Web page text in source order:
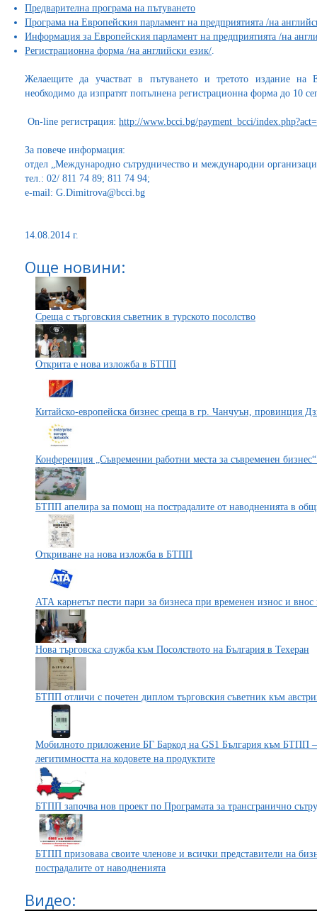
Предварителна програма на пътуването
Програма на Европейския парламент на предприятията /на
Информация за Европейския парламент на предприятията /на
Регистрационна форма /на английски език/.
Желаещите да участват в пътуването и третото издание на
необходимо да изпратят попълнена регистрационна форма до 10
Оn-line регистрация: http://www.bcci.bg/payment_bcci/
За повече информация:
отдел „Международно сътрудничество и международни
тел.: 02/ 811 74 89; 811 74 94;
e-mail: G.Dimitrova@bcci.bg
14.08.2014 г.
Още новини:
Среща с търговския съветник в турското посолство
Открита е нова изложба в БТПП
Китайско-европейска бизнес среща в гр. Чанчуън, провинция
Конференция „Съвременни работни места за съвременен
БТПП апелира за помощ на пострадалите от наводненията в
Откриване на нова изложба в БТПП
АТА карнетът пести пари за бизнеса при временен износ и внос
Нова търговска служба към Посолството на България в Техеран
БТПП отличи с почетен диплом търговския съветник към
Мобилното приложение БГ Баркод на GS1 България към БТПП –
легитимността на кодовете на продуктите
БТПП започва нов проект по Програмата за трансгранично
БТПП призовава своите членове и всички представители на
пострадалите от наводненията
Видео: